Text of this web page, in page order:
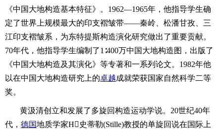
《中国大地构造基本特征》。1962—1965年，他指导学生确
定了世界上规模最大的印支褶皱带——秦岭、松潘甘孜、三
江印支褶皱系，为东特提斯构造演化研究做出了重要贡献。
70年代，他指导学生编制了1∶400万中国大地构造图，出版了
《中国大地构造及其演化》等专著和一系列论文。1982年他
以在中国大地构造研究上的卓越成就荣获国家自然科学二等
奖。
黄汲清创立和发展了多旋回构造运动学说。20世纪40年
代， 德国地质学家H史蒂勒(Stille)教授的单旋回说在国际上